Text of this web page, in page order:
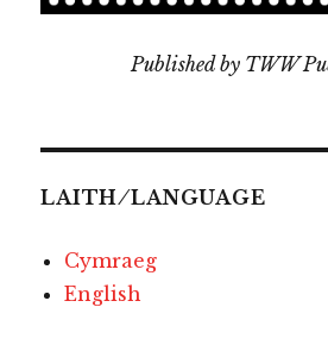
Published by TWW
LAITH ⁄ LANGUAGE
Cymraeg
English